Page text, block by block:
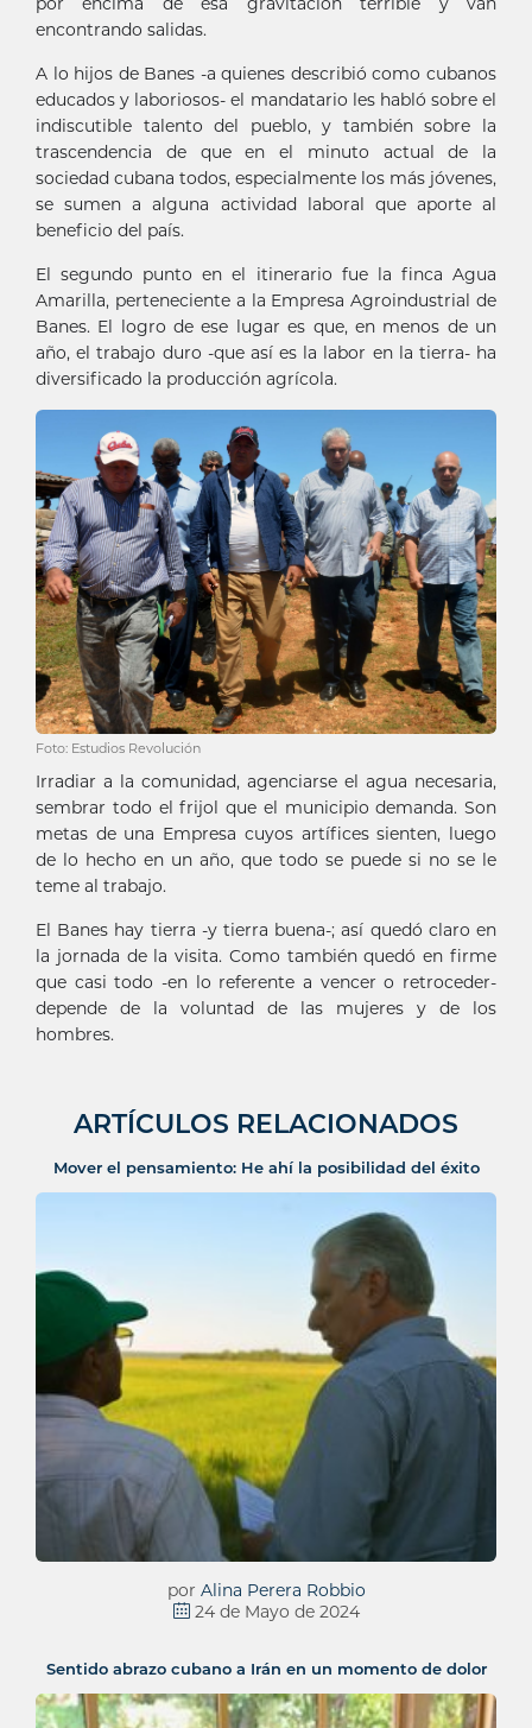
encontrando salidas.
A lo hijos de Banes -a quienes describió como cubanos
educados y laboriosos- el mandatario les habló sobre el
indiscutible talento del pueblo, y también sobre la
trascendencia de que en el minuto actual de la
sociedad cubana todos, especialmente los más jóvenes,
se sumen a alguna actividad laboral que aporte al
beneficio del país.
El segundo punto en el itinerario fue la finca Agua
Amarilla, perteneciente a la Empresa Agroindustrial de
Banes. El logro de ese lugar es que, en menos de un
año, el trabajo duro -que así es la labor en la tierra- ha
diversificado la producción agrícola.
Foto: Estudios Revolución
Irradiar a la comunidad, agenciarse el agua necesaria,
sembrar todo el frijol que el municipio demanda. Son
metas de una Empresa cuyos artífices sienten, luego
de lo hecho en un año, que todo se puede si no se le
teme al trabajo.
El Banes hay tierra -y tierra buena-; así quedó claro en
la jornada de la visita. Como también quedó en firme
que casi todo -en lo referente a vencer o retroceder-
depende de la voluntad de las mujeres y de los
hombres.
ARTÍCULOS RELACIONADOS
Mover el pensamiento: He ahí la posibilidad del éxito
por Alina Perera Robbio
24 de Mayo de 2024
Sentido abrazo cubano a Irán en un momento de dolor